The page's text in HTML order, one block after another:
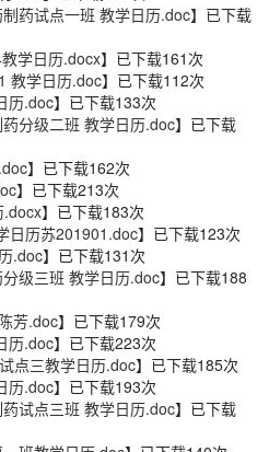
药试点一班 教学日历.doc】已下载
学日历.docx】已下载161次
教学日历.doc】已下载112次
历.doc】已下载133次
分级二班 教学日历.doc】已下载
】已下载162次
】已下载213次
.docx】已下载183次
日历苏201901.doc】已下载123次
.doc】已下载131次
级三班 教学日历.doc】已下载188
芳.doc】已下载179次
历.doc】已下载223次
点三教学日历.doc】已下载185次
历.doc】已下载193次
试点三班 教学日历.doc】已下载